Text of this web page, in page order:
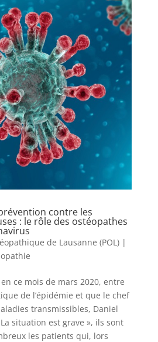
contre les
: le rôle des ostéopathes
de Lausanne (POL)|
ce mois de mars 2020, entre
de l’épidémie et que le chef
transmissibles, Daniel
situation est grave », ils sont
les patients qui, lors